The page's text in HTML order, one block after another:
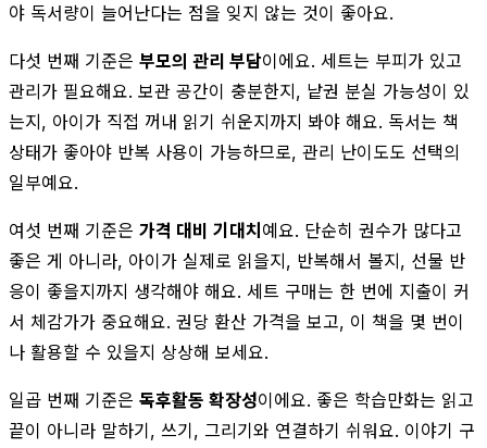
야 독서량이 늘어난다는 점을 잊지 않는 것이 좋아요.
다섯 번째 기준은 부모의 관리 부담이에요. 세트는 부피가 있고
관리가 필요해요. 보관 공간이 충분한지, 낱권 분실 가능성이 있
는지, 아이가 직접 꺼내 읽기 쉬운지까지 봐야 해요. 독서는 책
상태가 좋아야 반복 사용이 가능하므로, 관리 난이도도 선택의
일부예요.
여섯 번째 기준은 가격 대비 기대치예요. 단순히 권수가 많다고
좋은 게 아니라, 아이가 실제로 읽을지, 반복해서 볼지, 선물 반
응이 좋을지까지 생각해야 해요. 세트 구매는 한 번에 지출이 커
서 체감가가 중요해요. 권당 환산 가격을 보고, 이 책을 몇 번이
나 활용할 수 있을지 상상해 보세요.
일곱 번째 기준은 독후활동 확장성이에요. 좋은 학습만화는 읽고
끝이 아니라 말하기, 쓰기, 그리기와 연결하기 쉬워요. 이야기 구